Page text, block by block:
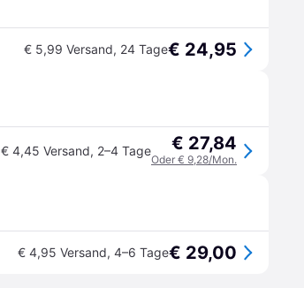
€ 5,99 Versand, 24 Tage€ 24,95
€ 4,45 Versand, 2–4 Tage € 27,84
Oder € 9,28/Mon.
€ 4,95 Versand, 4–6 Tage€ 29,00